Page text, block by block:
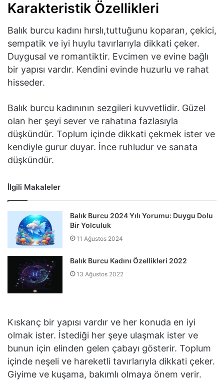
Karakteristik Özellikleri
Balık burcu kadını hırslı,tuttuğunu koparan, çekici,
sempatik ve iyi huylu tavırlarıyla dikkati çeker.
Duygusal ve romantiktir. Evcimen ve evine bağlı
bir yapısı vardır. Kendini evinde huzurlu ve rahat
hisseder.
Balık burcu kadınının sezgileri kuvvetlidir. Güzel
olan her şeyi sever ve rahatına fazlasıyla
düşkündür. Toplum içinde dikkati çekmek ister ve
kendiyle gurur duyar. İnce ruhludur ve sanata
düşkündür.
İlgili Makaleler
Balık Burcu 2024 Yılı Yorumu: Duygu Dolu
Bir Yolculuk
11 Ağustos 2024
Balık Burcu Kadını Özellikleri 2022
13 Ağustos 2022
Kıskanç bir yapısı vardır ve her konuda en iyi
olmak ister. İstediği her şeye ulaşmak ister ve
bunun için elinden gelen çabayı gösterir. Toplum
içinde neşeli ve hareketli tavırlarıyla dikkati çeker.
Giyime ve kuşama, bakımlı olmaya önem verir.